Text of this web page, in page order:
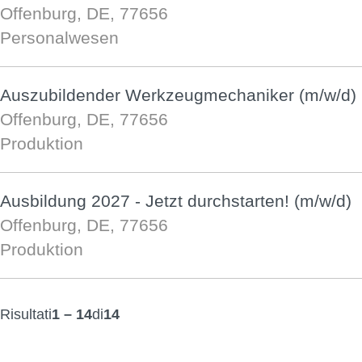
Offenburg, DE, 77656
Personalwesen
Auszubildender Werkzeugmechaniker (m/w/d)
Offenburg, DE, 77656
Produktion
Ausbildung 2027 - Jetzt durchstarten! (m/w/d)
Offenburg, DE, 77656
Produktion
Risultati1 – 14di14